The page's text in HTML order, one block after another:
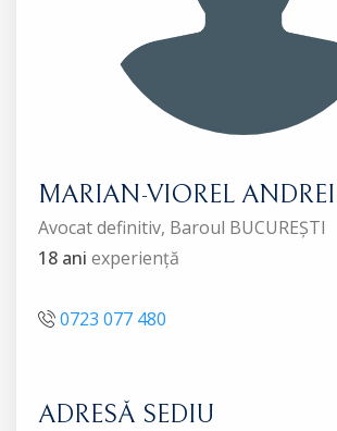
MARIAN-VIOREL ANDREI
Avocat definitiv, Baroul BUCUREȘTI
18 ani experiență
0723 077 480
ADRESĂ SEDIU